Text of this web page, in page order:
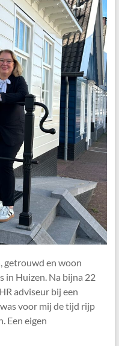
getrouwd en woon
in Huizen. Na bijna 22
adviseur bij een
voor mij de tijd rijp
Een eigen